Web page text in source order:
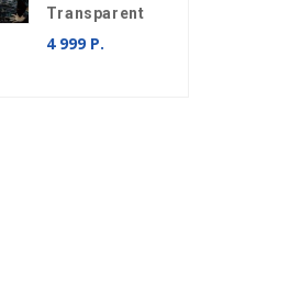
Transparent
4 999 Р.